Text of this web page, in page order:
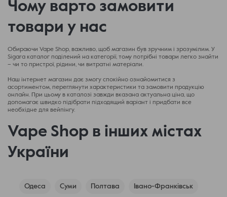
Чому варто замовити
товари у нас
Обираючи Vape Shop, важливо, щоб магазин був зручним і зрозумілим. У
Sigara каталог поділений на категорії, тому потрібні товари легко знайти
– чи то пристрої, рідини, чи витратні матеріали.
Наш інтернет магазин дає змогу спокійно ознайомитися з
асортиментом, переглянути характеристики та замовити продукцію
онлайн. При цьому в каталозі завжди вказана актуальна ціна, що
допомагає швидко підібрати підходящий варіант і придбати все
необхідне для вейпінгу.
Vape Shop в інших містах
України
Одеса Суми Полтава Івано-Франківськ